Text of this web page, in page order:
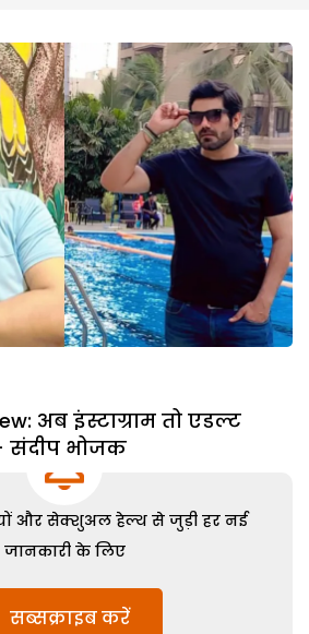
अब इंस्टाग्राम तो एडल्ट
संदीप भोजक
और सेक्शुअल हेल्थ से जुड़ी हर नई
जानकारी के लिए
सब्सक्राइब करें